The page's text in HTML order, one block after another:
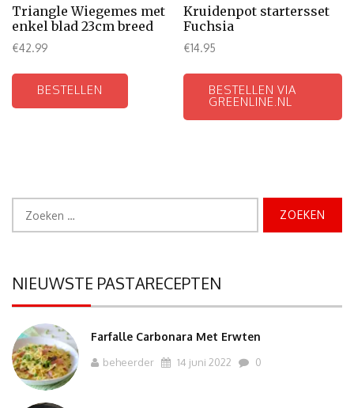
Triangle Wiegemes met
enkel blad 23cm breed
€42.99
BESTELLEN
Kruidenpot startersset
Fuchsia
€14.95
BESTELLEN VIA
GREENLINE.NL
NIEUWSTE PASTARECEPTEN
Farfalle Carbonara Met Erwten
beheerder 14 juni 2022 0